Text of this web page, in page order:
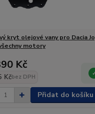
kryt olejové vany pro Dacia
motory
Kč
Kčbez DPH
Přidat do košíku